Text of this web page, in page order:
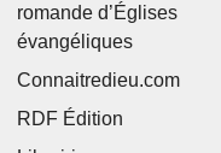
romande d’Églises
évangéliques
Connaitredieu.com
RDF Édition